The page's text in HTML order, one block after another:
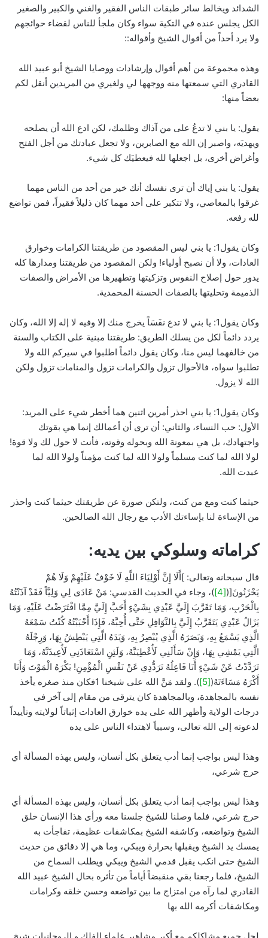
الشدائد ويخالط سائر طبقات الناس الفقير والغني والكبير والصغير
الكل يجلس عنده في التكية سواء وكان ملجأ للناس لقضاء حوائجهم
ولا يرد أحداً من أقوال الشيخ وأقواله::
وهذه مجموعة من أهم أقوال وإرشادات ووصايا الشيخ أبو عبيد الله
القادري التي سمعتها منه ووجهها لي ولغيري من المريدين أنقل لكم
بعضاً منها:
يقول: يا بني لا تدعُ على من آذاك وظلمك، لكن ادع الله أن يصلحه
ويهديَه، واصبر إن الله مع الصابرين، ولا تجعل عبادتك من أجل الفتح
وأغراض أخرى، بل اجعلها لله فيعطيَك كل شيء.
يقول: يا بني إياك أن ترى نفسك أنك خير من أحد من الناس مهما
غرقوا بالمعاصي، ولا تتكبر على أحد مهما كان ذليلاً فقيراً، فمن تواضع
لله رفعه.
وكان يقول1: يا بني ليس المقصود من طريقتنا الكرامات وخوارق
العادات، ولا أن نصبح أولياء! ولكن المقصود من طريقتنا ومدارها كله
يدور حول إصلاح النفوس وتزكيتها وتطهيرها من الأمراض والصفات
الذميمة وتحليتها بالصفات الحسنة المحمدية.
وكان يقول1: يا بني لا تدع نفَسَاً يخرج منك إلا وفيه لا إله إلا الله، وكان
يردد دائماً لكل من يسلك الطريق: طريقتنا مبنية على الكتاب والسنة
من خالفهما ليس منا، وكان يقول دائماً اطلبوا في سيركم الله ولا
تطلبوا سواه، فالأحوال تزول والكرامات تزول والمنامات تزول ولكن
الله لا يزول.
وكان يقول1: يا بني احذر أمرين اثنين هما أخطر شيء على المريد:
الأول: حب النساء، والثاني: أن ترى أن أعمالك إنما هي بقوتك
واجتهادك، بل هي بمعونة الله وبحوله وقوته، فأنت لا حول لك ولا قوة!
لولا الله لما كنت مسلماً ولولا الله لما كنت مؤمناً ولولا الله لما
عبدت الله.
حيثما كنت ومع من كنت، ولتكن صورة عن طريقتك حيثما كنت واحذر
من الإساءة لنا بإساءتك الأدب مع رجال الله الصالحين.
كراماته وسلوكي بين يديه:
قال سبحانه وتعالى: ]أَلَا إِنَّ أَوْلِيَاءَ اللَّهِ لَا خَوْفٌ عَلَيْهِمْ وَلَا هُمْ
يَحْزَنُونَ[([4]
)، وجاء في الحديث القدسي: مَنْ عَادَى لِي وَلِيَّاً فَقَدْ آذَنْتُهُ
بِالْحَرْبِ، وَمَا تَقَرَّبَ إِلَيَّ عَبْدِي بِشَيْءٍ أَحَبَّ إِلَيَّ مِمَّا افْتَرَضْتُ عَلَيْهِ، وَمَا
يَزَالُ عَبْدِي يَتَقَرَّبُ إِلَيَّ بِالنَّوَافِلِ حَتَّى أُحِبَّهُ، فَإِذَا أَحْبَبْتُهُ كُنْتُ سَمْعَهُ
الَّذِي يَسْمَعُ بِهِ، وَبَصَرَهُ الَّذِي يُبْصِرُ بِهِ، وَيَدَهُ الَّتِي يَبْطِشُ بِهَا، وَرِجْلَهُ
الَّتِي يَمْشِي بِهَا، وَإِنْ سَأَلَنِي لَأُعْطِيَنَّهُ، وَلَئِنِ اسْتَعَاذَنِي لَأُعِيذَنَّهُ، وَمَا
تَرَدَّدْتُ عَنْ شَيْءٍ أَنَا فَاعِلُهُ تَرَدُّدِي عَنْ نَفْسِ الْمُؤْمِنِ! يَكْرَهُ الْمَوْتَ وَأَنَا
أَكْرَهُ مَسَاءَتَهُ([5]
). ولقد مَنَّ الله على شيخنا 1فكان منذ صغره يأخذ
نفسه بالمجاهدة، وبالمجاهدة كان يترقى من مقام إلى آخر في
درجات الولاية وأظهر الله على يده خوارق العادات إثباتاً لولايته وتأييداً
لدعوته إلى الله تعالى، وسبباً لاهتداء الناس على يده
وهذا ليس بواجب إنما أدب يتعلق بكل أنسان، وليس بهذه المسألة أي
حرج شرعي،
وهذا ليس بواجب إنما أدب يتعلق بكل أنسان، وليس بهذه المسألة أي
حرج شرعي، فلما وصلنا للشيخ جلسنا معه ورأى هذا الإنسان خلق
الشيخ وتواضعه، وكاشفه الشيخ بمكاشفات عظيمة، تفاجأت به
يمسك يد الشيخ ويقبلها بحرارة ويبكي، وما هي إلا دقائق من حديث
الشيخ حتى انكب يقبل قدمي الشيخ ويبكي ويطلب السماح من
الشيخ، فلما رجعنا بقي منقبضاً أياماً من تأثره بحال الشيخ عبيد الله
القادري لما رآه من امتزاج ما بين تواضعه وحسن خلقه وكرامات
ومكاشفات أكرمه الله بها